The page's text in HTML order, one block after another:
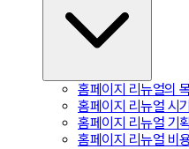
홈페이지 리뉴얼의
홈페이지 리뉴얼 시
홈페이지 리뉴얼 기
홈페이지 리뉴얼 비